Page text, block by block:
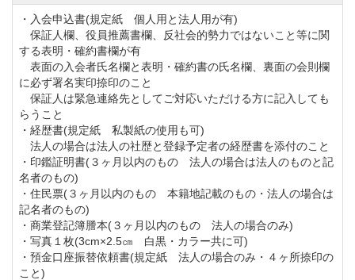
しています。
その他にメンバー様とご家族2人1組でご参加頂けるフ
ァミリーダブルスコンペや、
ゴルフ以外の共通の趣味を持ったメンバー様との交流
の場としてクラブ内サークルもございます。
鎌倉・湘南周辺にお住まいの地元ゴルファーの憩いの
コース鎌倉カントリークラブは古き良き時代からの品
格あるゴルフ場です。
美しい景観と戦略的なコースが魅力ですが、会員数が
多く予約が取りにくい場合もあります。
しかし、メンバー同士の交流をご希望の方、悠々自適
・入会申込書(規定紙 個人用と法人用が有)
保証人欄、役員推薦書欄、反社会的勢力ではないこと等に関
する表明・確約書欄が有
表面の入会者氏名欄と表明・確約書の氏名欄、裏面の会則欄
に必ず署名実印捺印のこと
保証人は緊急連絡先としてご対応いただける方に記入しても
らうこと
・経歴書(規定紙 私製紙の使用も可)
法人の場合は法人の社歴と登録予定者の経歴書を添付のこと
・印鑑証明書(３ヶ月以内のもの 法人の場合は法人のものと記
名者のもの)
・住民票(３ヶ月以内のもの 本籍地記載のもの・法人の場合は
記名者のもの)
・商業登記簿謄本(３ヶ月以内のもの 法人の場合のみ)
・写真１枚(3cm×2.5㎝ 白黒・カラー共に可)
・預金口座振替依頼書(規定紙 法人の場合のみ・４ヶ所捺印の
こと)